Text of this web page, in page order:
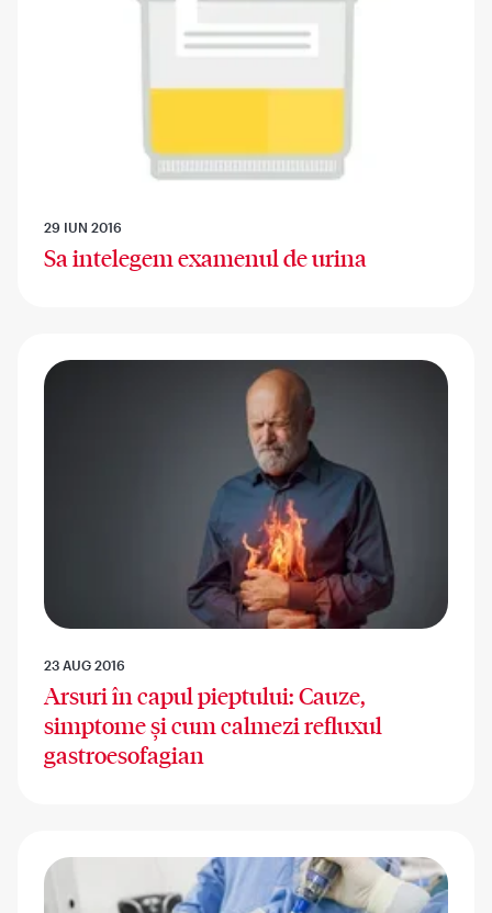
29 IUN 2016
Sa intelegem examenul de urina
23 AUG 2016
Arsuri în capul pieptului: Cauze,
simptome și cum calmezi refluxul
gastroesofagian